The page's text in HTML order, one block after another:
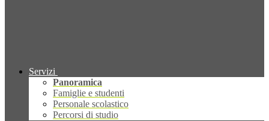
Servizi
Panoramica
Famiglie e studenti
Personale scolastico
Percorsi di studio